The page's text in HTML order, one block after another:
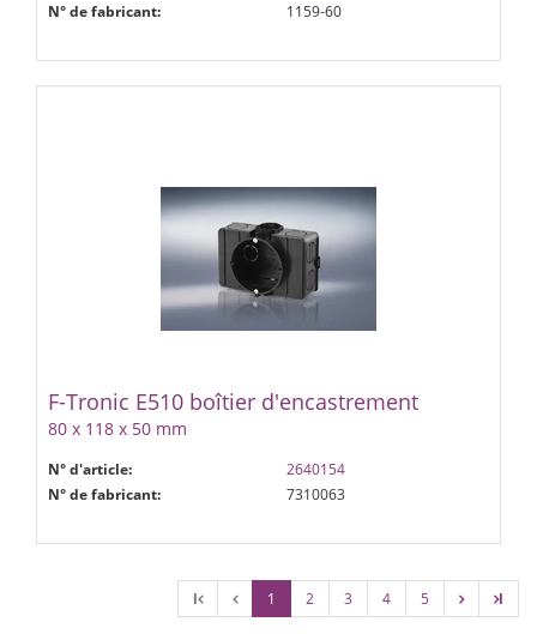
N° de fabricant:
1159-60
F-Tronic E510 boîtier d'encastrement
80 x 118 x 50 mm
N° d'article:
2640154
N° de fabricant:
7310063
l 1 2 3 4 5 l